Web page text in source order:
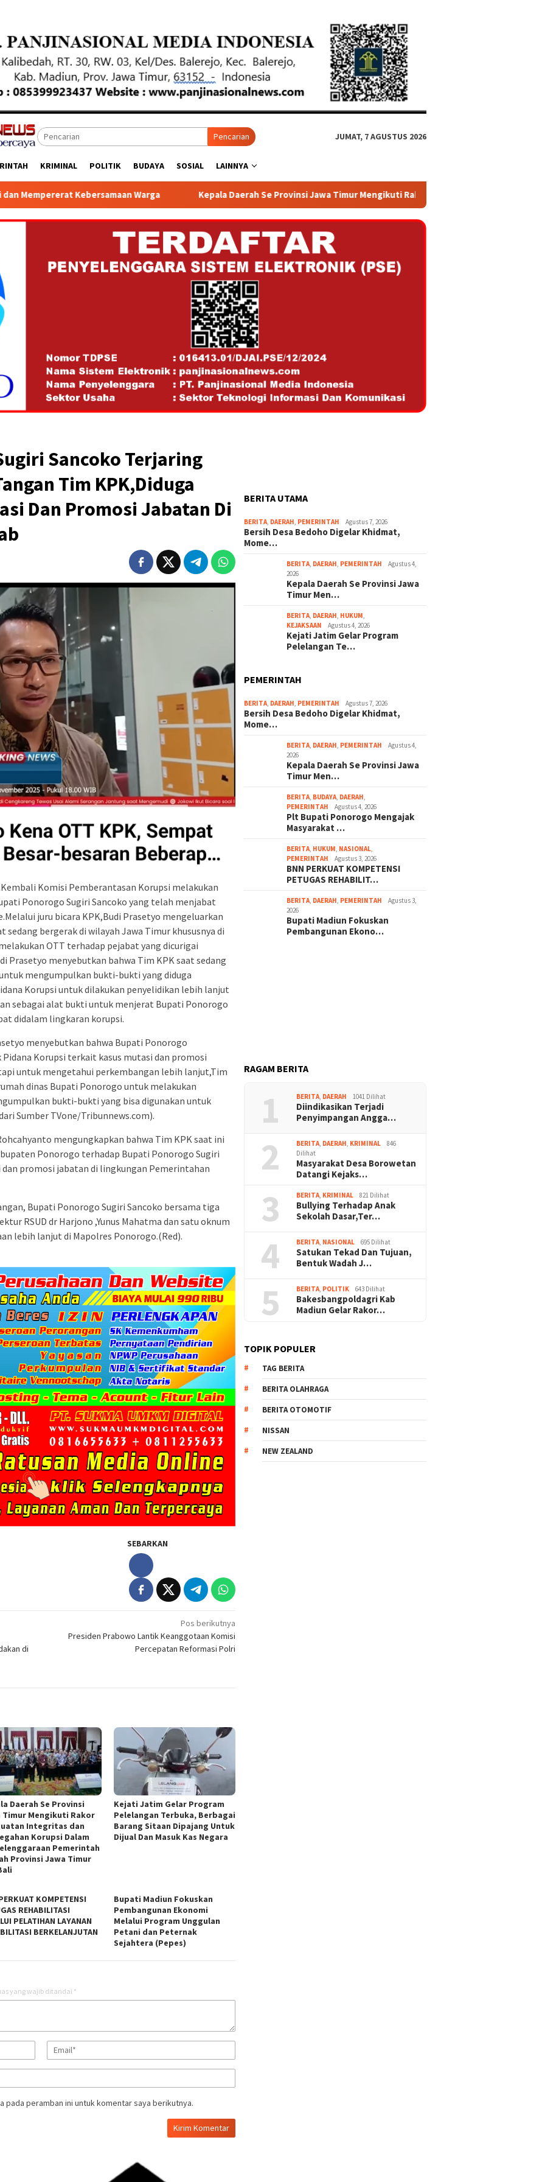
Pencarian JUMAT, 7 AGUSTUS 2026
KRIMINAL POLITIK BUDAYA SOSIAL LAINNYA
Warga Kepala Daerah Se Provinsi Jawa Timur Mengikuti Rakor Penguatan Integritas dan Pencegahan Korupsi
Sancoko Terjaring
Tim KPK,Diduga
Dan Promosi Jabatan Di
Komisi Pemberantasan Korupsi melakukan
Ponorogo Sugiri Sancoko yang telah menjabat
juru bicara KPK,Budi Prasetyo mengeluarkan
bergerak di wilayah Jawa Timur khususnya di
OTT terhadap pejabat yang dicurigai
Prasetyo menyebutkan bahwa Tim KPK saat sedang
mengumpulkan bukti-bukti yang diduga
Korupsi untuk dilakukan penyelidikan lebih lanjut
sebagai alat bukti untuk menjerat Bupati Ponorogo
didalam lingkaran korupsi.
menyebutkan bahwa Bupati Ponorogo
Korupsi terkait kasus mutasi dan promosi
untuk mengetahui perkembangan lebih lanjut,Tim
dinas Bupati Ponorogo untuk melakukan
bukti-bukti yang bisa digunakan untuk
Sumber TVone/Tribunnews.com).
mengungkapkan bahwa Tim KPK saat ini
Ponorogo terhadap Bupati Ponorogo Sugiri
promosi jabatan di lingkungan Pemerintahan
Bupati Ponorogo Sugiri Sancoko bersama tiga
RSUD dr Harjono ,Yunus Mahatma dan satu oknum
lebih lanjut di Mapolres Ponorogo.(Red).
SEBARKAN
di
Pos berikutnya
Presiden Prabowo Lantik Keanggotaan Komisi
Percepatan Reformasi Polri
Daerah Se Provinsi
Timur Mengikuti Rakor
Integritas dan
Korupsi Dalam
Pemerintah
Provinsi Jawa Timur
Kejati Jatim Gelar Program
Pelelangan Terbuka, Berbagai
Barang Sitaan Dipajang Untuk
Dijual Dan Masuk Kas Negara
KOMPETENSI
REHABILITASI
PELATIHAN LAYANAN
BERKELANJUTAN
Bupati Madiun Fokuskan
Pembangunan Ekonomi
Melalui Program Unggulan
Petani dan Peternak
Sejahtera (Pepes)
yang wajib ditandai *
pada peramban ini untuk komentar saya berikutnya.
BERITA UTAMA
BERITA, DAERAH, PEMERINTAH Agustus 7, 2026
Bersih Desa Bedoho Digelar Khidmat,
Mome…
BERITA, DAERAH, PEMERINTAH
Agustus 4,
2026
Kepala Daerah Se Provinsi Jawa
Timur Men…
BERITA, DAERAH, HUKUM,
KEJAKSAAN
Agustus 4, 2026
Kejati Jatim Gelar Program
Pelelangan Te…
PEMERINTAH
BERITA, DAERAH, PEMERINTAH Agustus 7, 2026
Bersih Desa Bedoho Digelar Khidmat,
Mome…
BERITA, DAERAH, PEMERINTAH
Agustus 4,
2026
Kepala Daerah Se Provinsi Jawa
Timur Men…
BERITA, BUDAYA, DAERAH,
PEMERINTAH
Agustus 4, 2026
Plt Bupati Ponorogo Mengajak
Masyarakat …
BERITA, HUKUM, NASIONAL,
PEMERINTAH
Agustus 3, 2026
BNN PERKUAT KOMPETENSI
PETUGAS REHABILIT…
BERITA, DAERAH, PEMERINTAH
Agustus 3,
2026
Bupati Madiun Fokuskan
Pembangunan Ekono…
RAGAM BERITA
1 BERITA, DAERAH 1041 Dilihat
Diindikasikan Terjadi
Penyimpangan Angga…
2 BERITA, DAERAH, KRIMINAL
846
Dilihat
Masyarakat Desa Borowetan
Datangi Kejaks…
3 BERITA, KRIMINAL 821 Dilihat
Bullying Terhadap Anak
Sekolah Dasar,Ter…
4 BERITA, NASIONAL 695 Dilihat
Satukan Tekad Dan Tujuan,
Bentuk Wadah J…
5 BERITA, POLITIK 643 Dilihat
Bakesbangpoldagri Kab
Madiun Gelar Rakor…
TOPIK POPULER
TAG BERITA
BERITA OLAHRAGA
BERITA OTOMOTIF
NISSAN
NEW ZEALAND